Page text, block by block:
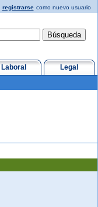
registrarse como nuevo usuario
Laboral Legal